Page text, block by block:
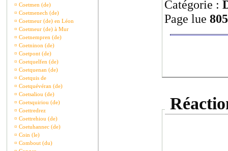
¤ Coetmen (de)
¤ Coetmenech (de)
¤ Coetmeur (de) en Léon
¤ Coetmeur (de) à Mur
¤ Coetnempren (de)
¤ Coetninon (de)
¤ Coetpont (de)
¤ Coetquelfen (de)
¤ Coetquenan (de)
¤ Coetquis de
¤ Coetquévéran (de)
¤ Coetsaliou (de)
¤ Coetsquiriou (de)
¤ Coettredrez
¤ Coettrehiou (de)
¤ Coetuhannec (de)
¤ Coin (le)
¤ Combout (du)
Catégorie :
Page lue